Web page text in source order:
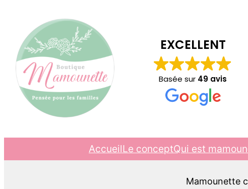
EXCELLENT
Basée sur 49 avis
AccueilLe conceptQui est
Mamounette